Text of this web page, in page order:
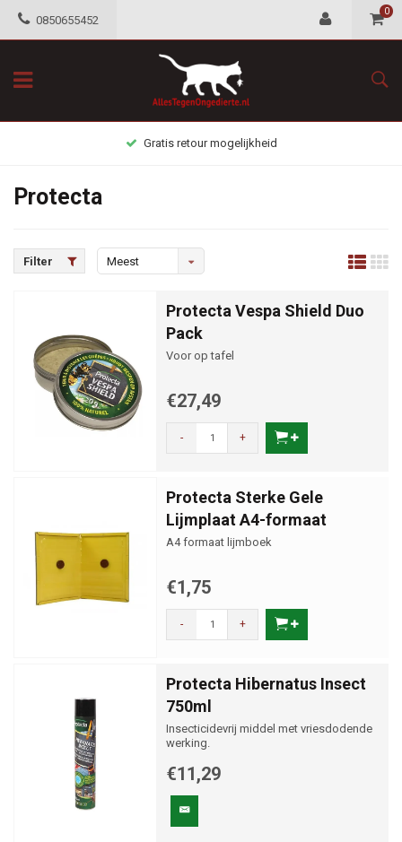
0850655452
0
Gratis retour mogelijkheid
Protecta
Filter
Meest
Protecta Vespa Shield Duo
Pack
Voor op tafel
€27,49
- +
Protecta Sterke Gele
Lijmplaat A4-formaat
A4 formaat lijmboek
€1,75
- +
Protecta Hibernatus Insect
750ml
Insecticidevrij middel met vriesdodende
werking.
€11,29